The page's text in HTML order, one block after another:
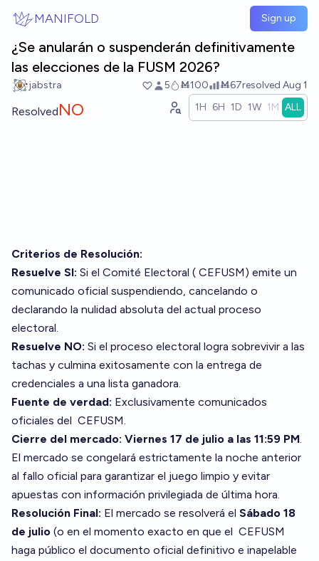
MANIFOLD Sign up
¿Se anularán o suspenderán definitivamente
las elecciones de la FUSM 2026?
jabstra 5 Ṁ100 Ṁ67resolved Aug 1
ResolvedNO 1H 6H 1D 1W 1M ALL
Criterios de Resolución:
Resuelve SI: Si el Comité Electoral ( CEFUSM) emite un
comunicado oficial suspendiendo, cancelando o
declarando la nulidad absoluta del actual proceso
electoral.
Resuelve NO: Si el proceso electoral logra sobrevivir a las
tachas y culmina exitosamente con la entrega de
credenciales a una lista ganadora.
Fuente de verdad: Exclusivamente comunicados
oficiales del CEFUSM.
Cierre del mercado: Viernes 17 de julio a las 11:59 PM.
El mercado se congelará estrictamente la noche anterior
al fallo oficial para garantizar el juego limpio y evitar
apuestas con información privilegiada de última hora.
Resolución Final: El mercado se resolverá el Sábado 18
de julio (o en el momento exacto en que el CEFUSM
haga público el documento oficial definitivo e inapelable